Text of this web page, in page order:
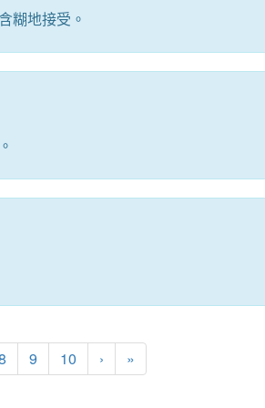
糊地接受。
9 10 › 下一頁
»